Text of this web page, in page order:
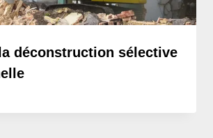
déconstruction sélective